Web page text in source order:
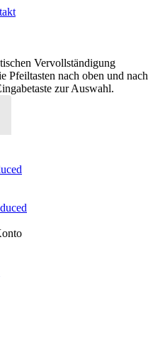
Vervollständigung
Pfeiltasten nach oben und nach
zur Auswahl.